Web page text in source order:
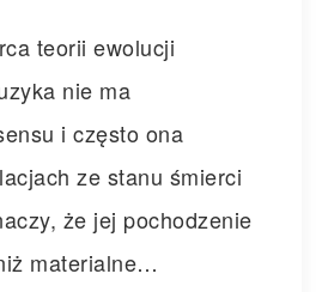
teorii ewolucji
nie ma
i często ona
ze stanu śmierci
że jej pochodzenie
materialne…